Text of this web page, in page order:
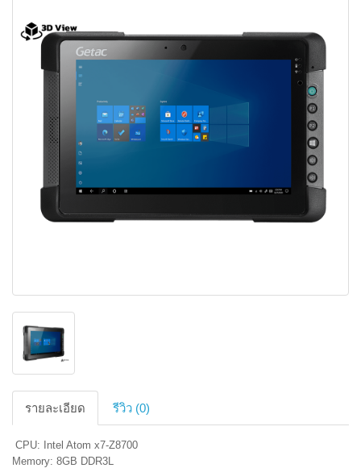
รายละเอียด รีวิว (0)
CPU: Intel Atom x7-Z8700
Memory: 8GB DDR3L